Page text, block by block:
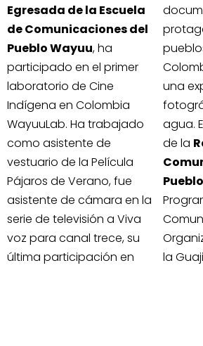
Egresada de la Escuela
de Comunicaciones del
Pueblo Wayuu, ha
participado en el primer
laboratorio de Cine
Indígena en Colombia
WayuuLab. Ha trabajado
como asistente de
vestuario de la Película
Pájaros de Verano, fue
asistente de cámara en la
serie de televisión a Viva
voz para canal trece, su
última participación en
pueblos indígenas de
Colombia; ha realizado
una exposición
fotográfica sobre el
agua. Es miembro actual
de la
la